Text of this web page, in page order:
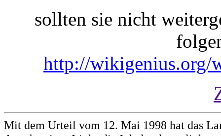
sollten sie nicht
http://wikigenius.org/
Mit dem Urteil vom 12. Mai 1998 hat das